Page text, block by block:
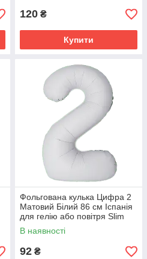
120 ₴
Купити
Фольгована кулька Цифра 2
Матовий Білий 86 см Іспанія
для гелію або повітря Slim
Matte White 34"
В наявності
92 ₴